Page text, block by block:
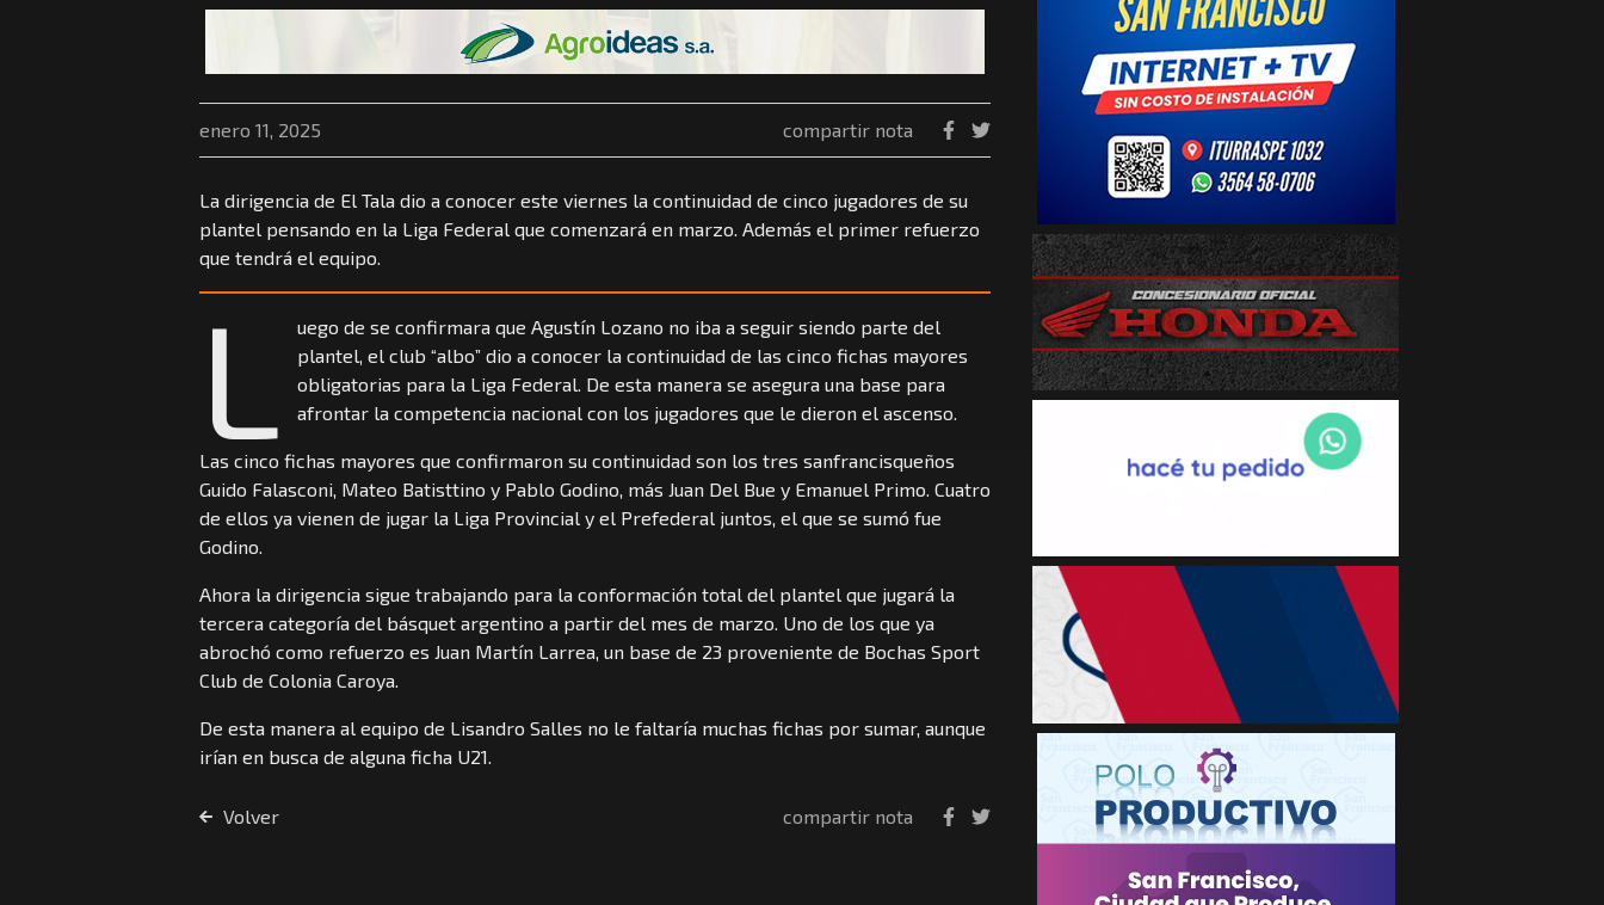
enero 11, 2025 compartir nota
La dirigencia de El Tala dio a conocer este viernes la continuidad de cinco jugadores de su
plantel pensando en la Liga Federal que comenzará en marzo. Además el primer refuerzo
que tendrá el equipo.
L
uego de se confirmara que Agustín Lozano no iba a seguir siendo parte del
plantel, el club “albo” dio a conocer la continuidad de las cinco fichas mayores
obligatorias para la Liga Federal. De esta manera se asegura una base para
afrontar la competencia nacional con los jugadores que le dieron el ascenso.
Las cinco fichas mayores que confirmaron su continuidad son los tres sanfrancisqueños
Guido Falasconi, Mateo Batisttino y Pablo Godino, más Juan Del Bue y Emanuel Primo. Cuatro
de ellos ya vienen de jugar la Liga Provincial y el Prefederal juntos, el que se sumó fue
Godino.
Ahora la dirigencia sigue trabajando para la conformación total del plantel que jugará la
tercera categoría del básquet argentino a partir del mes de marzo. Uno de los que ya
abrochó como refuerzo es Juan Martín Larrea, un base de 23 proveniente de Bochas Sport
Club de Colonia Caroya.
De esta manera al equipo de Lisandro Salles no le faltaría muchas fichas por sumar, aunque
irían en busca de alguna ficha U21.
Volver compartir nota